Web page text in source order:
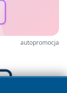
autopromocja